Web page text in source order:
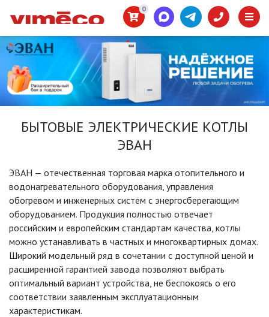
0
БЫТОВЫЕ ЭЛЕКТРИЧЕСКИЕ КОТЛЫ
ЭВАН
ЭВАН — отечественная торговая марка отопительного и
водонагревательного оборудования, управления
обогревом и инженерных систем с энергосберегающим
оборудованием. Продукция полностью отвечает
российским и европейским стандартам качества, котлы
можно устанавливать в частных и многоквартирных домах.
Широкий модельный ряд в сочетании с доступной ценой и
расширенной гарантией завода позволяют выбрать
оптимальный вариант устройства, не беспокоясь о его
соответствии заявленным эксплуатационным
характеристикам.